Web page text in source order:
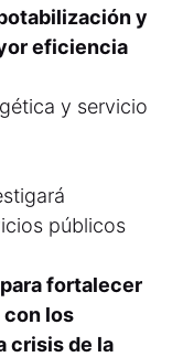
y
eficiencia
y servicio
públicos
para fortalecer
con los
crisis de la